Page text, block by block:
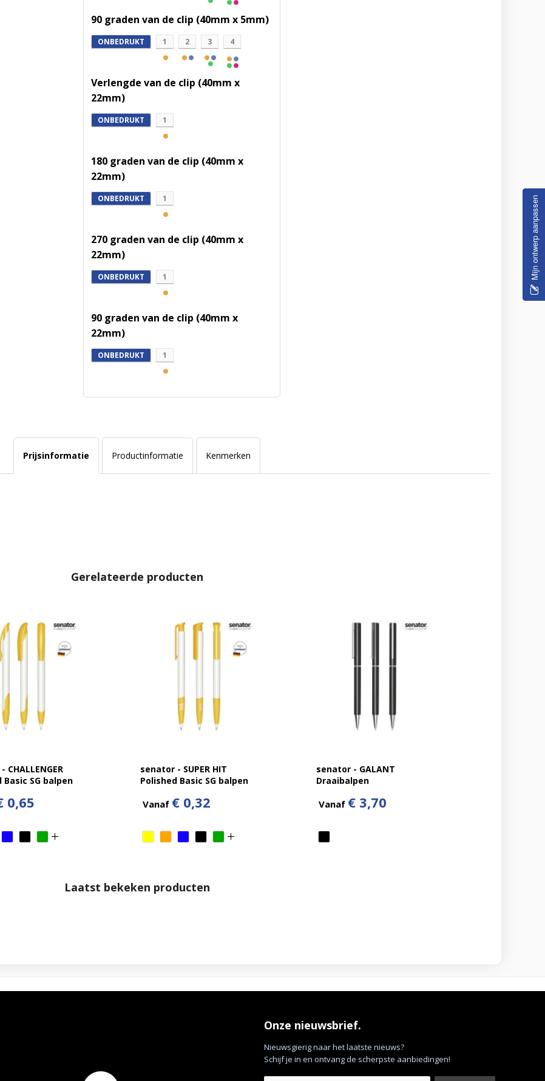
90 graden van de clip (40mm x 5mm)
ONBEDRUKT 1 2 3 4
Verlengde van de clip (40mm x
22mm)
ONBEDRUKT 1
180 graden van de clip (40mm x
22mm)
ONBEDRUKT 1
270 graden van de clip (40mm x
22mm)
ONBEDRUKT 1
90 graden van de clip (40mm x
22mm)
ONBEDRUKT 1
Prijsinformatie Productinformatie Kenmerken
Gerelateerde producten
CHALLENGER
Basic SG balpen
0,65
senator - SUPER HIT
Polished Basic SG balpen
Vanaf € 0,32
senator - GALANT
Draaibalpen
Vanaf € 3,70
Laatst bekeken producten
Onze nieuwsbrief.
Nieuwsgierig naar het laatste nieuws?
Schijf je in en ontvang de scherpste aanbiedingen!